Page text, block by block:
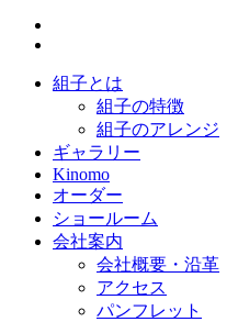
組子とは
組子の特徴
組子のアレンジ
ギャラリー
Kinomo
オーダー
ショールーム
会社案内
会社概要・沿革
アクセス
パンフレット